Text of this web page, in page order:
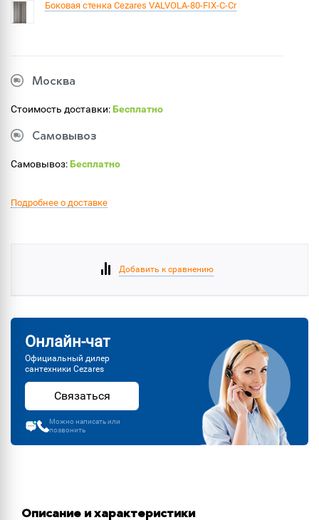
Боковая стенка Cezares VALVOLA-80-FIX-C-Cr
Москва
Стоимость доставки:Бесплатно
Самовывоз
Самовывоз:Бесплатно
Подробнее о доставке
Добавить к сравнению
Онлайн-чат
Официальный дилер
сантехники Cezares
Связаться
Можно написать или
позвонить
Описание и характеристики